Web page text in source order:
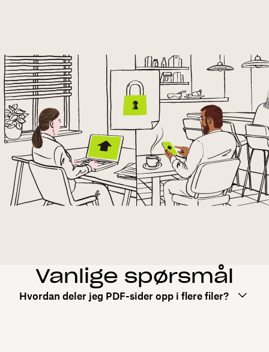
Vanlige spørsmål
Hvordan deler jeg PDF-sider opp i flere filer?